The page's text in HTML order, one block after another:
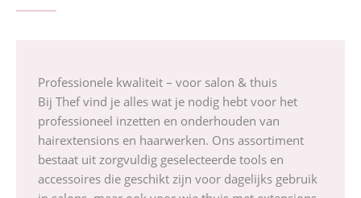
Professionele kwaliteit – voor salon & thuis
Bij Thef vind je alles wat je nodig hebt voor het
professioneel inzetten en onderhouden van
hairextensions en haarwerken. Ons assortiment
bestaat uit zorgvuldig geselecteerde tools en
accessoires die geschikt zijn voor dagelijks gebruik